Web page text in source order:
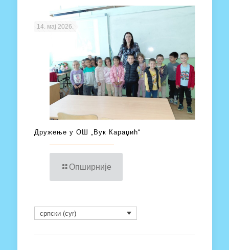
14. мај 2026.
Дружење у ОШ „Вук Караџић“
Опширније
српски (cyr)